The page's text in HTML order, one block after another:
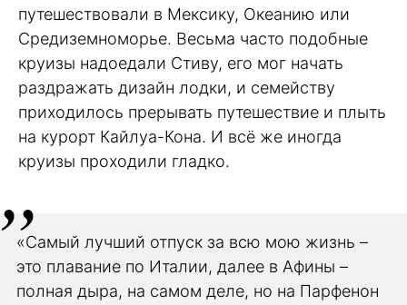
путешествовали в Мексику, Океанию или
Средиземноморье. Весьма часто подобные
круизы надоедали Стиву, его мог начать
раздражать дизайн лодки, и семейству
приходилось прерывать путешествие и плыть
на курорт Кайлуа-Кона. И всё же иногда
круизы проходили гладко.
«Самый лучший отпуск за всю мою жизнь –
это плавание по Италии, далее в Афины –
полная дыра, на самом деле, но на Парфенон